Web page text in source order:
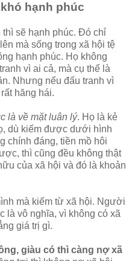
hạnh phúc
thì sẽ hạnh phúc. Đó chỉ
mà sống trong xã hội tệ
hạnh phúc. Họ không
vì ai cả, mà cụ thể là
Nhưng nếu đấu tranh vì
hăng hái.
là về mặt luân lý. Họ là kẻ
dù kiếm được dưới hình
chính đáng, tiền mồ hôi
thì cũng đều không thật
của xã hội và đó là khoản
mà kiếm từ xã hội. Người
là vô nghĩa, vì không có xã
giá trị gì.
giàu có thì càng nợ xã